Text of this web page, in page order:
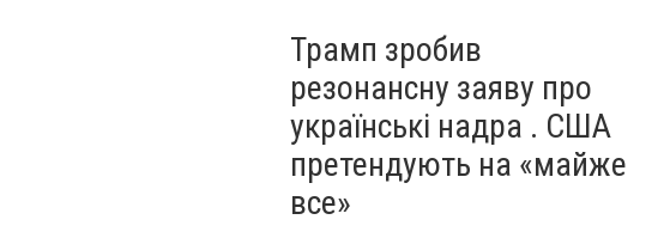
Трамп зробив
резонансну заяву про
українські надра . США
претендують на «майже
все»